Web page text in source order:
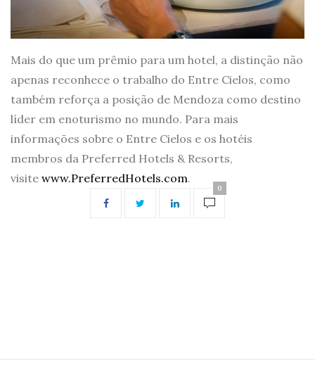
Mais do que um prêmio para um hotel, a distinção não
apenas reconhece o trabalho do Entre Cielos, como
também reforça a posição de Mendoza como destino
líder em enoturismo no mundo. Para mais
informações sobre o Entre Cielos e os hotéis
membros da Preferred Hotels & Resorts,
visite www.PreferredHotels.com.
0